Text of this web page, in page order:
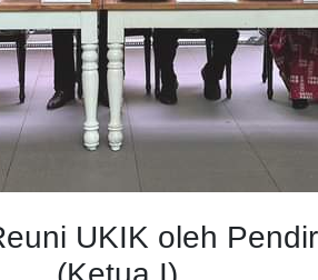
UKIK oleh